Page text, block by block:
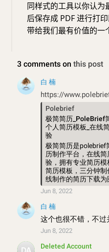
同样式的工具以你认为
后保存成 PDF 进行打
带给我们最有价值的一